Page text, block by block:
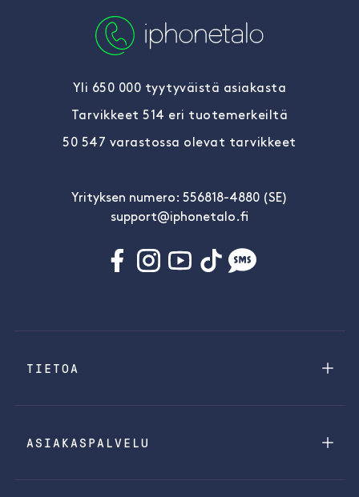
Yli 650 000 tyytyväistä asiakasta
Tarvikkeet 514 eri tuotemerkeiltä
50 547 varastossa olevat tarvikkeet
Yrityksen numero: 556818-4880 (SE)
support@iphonetalo.fi
TIETOA
ASIAKASPALVELU